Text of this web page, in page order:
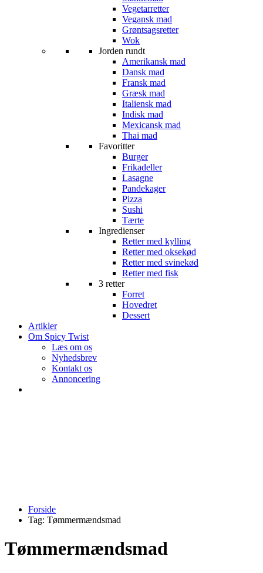
Vegetarretter
Vegansk mad
Grøntsagsretter
Wok
Jorden rundt
Amerikansk mad
Dansk mad
Fransk mad
Græsk mad
Italiensk mad
Indisk mad
Mexicansk mad
Thai mad
Favoritter
Burger
Frikadeller
Lasagne
Pandekager
Pizza
Sushi
Tærte
Ingredienser
Retter med kylling
Retter med oksekød
Retter med svinekød
Retter med fisk
3 retter
Forret
Hovedret
Dessert
Artikler
Om Spicy Twist
Læs om os
Nyhedsbrev
Kontakt os
Annoncering
Forside
Tag: Tømmermændsmad
Tømmermændsmad